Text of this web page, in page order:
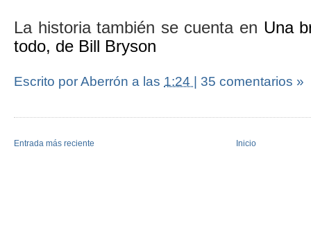
La historia también se cuenta en Una
todo, de Bill Bryson
Escrito por Aberrón a las 1:24 | 35 comentarios »
Entrada más reciente Inicio